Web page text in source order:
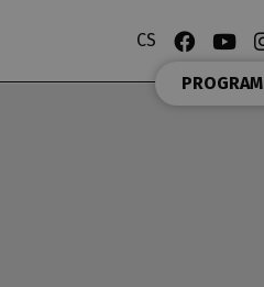
CS
PROGRAM